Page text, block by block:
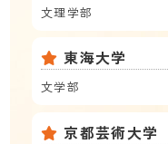
文理学部
東海大学
文学部
京都芸術大学